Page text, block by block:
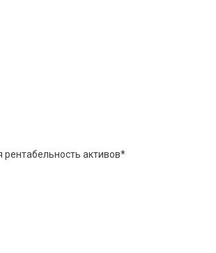
рентабельность активов*